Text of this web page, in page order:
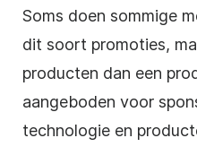
Soms doen sommige
dit soort promoties,
producten dan een
aangeboden voor
technologie en